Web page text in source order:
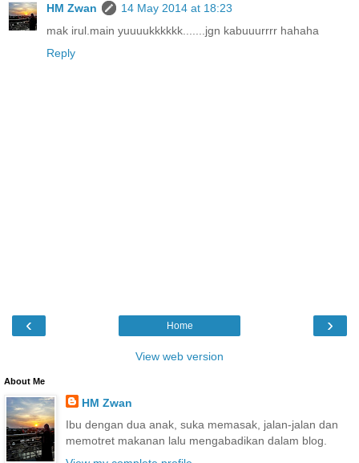
HM Zwan
14 May 2014 at 18:23
mak irul.main yuuuukkkkkk.......jgn kabuuurrrr hahaha
Reply
‹ ›
Home
View web version
About Me
HM Zwan
Ibu dengan dua anak, suka memasak, jalan-jalan dan
memotret makanan lalu mengabadikan dalam blog.